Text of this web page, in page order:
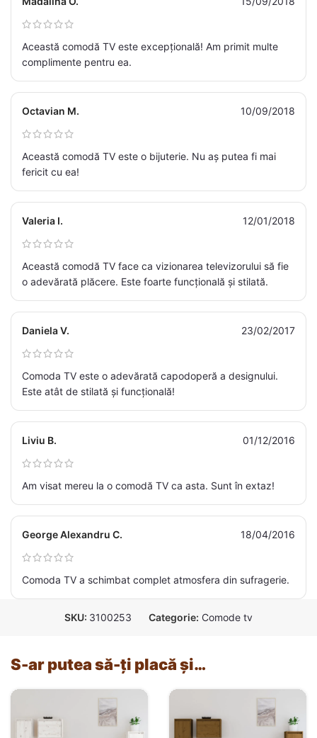
Această comodă TV este excepțională! Am primit multe
complimente pentru ea.
Octavian M. 10/09/2018
Această comodă TV este o bijuterie. Nu aș putea fi mai
fericit cu ea!
Valeria I. 12/01/2018
Această comodă TV face ca vizionarea televizorului să fie
o adevărată plăcere. Este foarte funcțională și stilată.
Daniela V. 23/02/2017
Comoda TV este o adevărată capodoperă a designului.
Este atât de stilată și funcțională!
Liviu B. 01/12/2016
Am visat mereu la o comodă TV ca asta. Sunt în extaz!
George Alexandru C. 18/04/2016
Comoda TV a schimbat complet atmosfera din sufragerie.
SKU: 3100253 Categorie: Comode tv
S-ar putea să-ți placă și…